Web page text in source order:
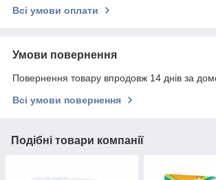
Всі умови оплати
Умови повернення
Повернення товару впродовж 14 днів за
Всі умови повернення
Подібні товари компанії